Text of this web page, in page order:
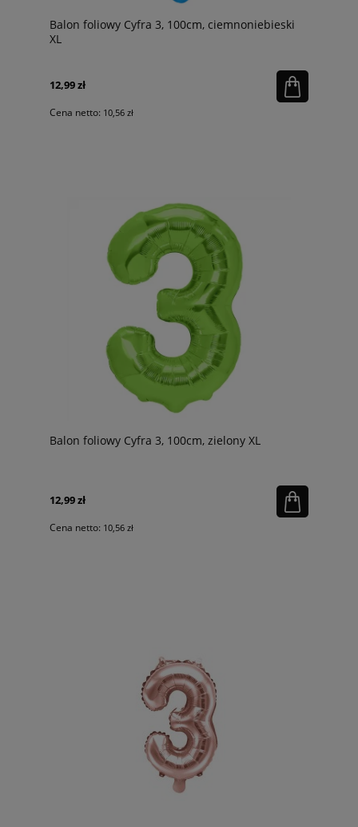
Balon foliowy Cyfra 3, 100cm, ciemnoniebieski
XL
12,99 zł
Cena netto: 10,56 zł
Balon foliowy Cyfra 3, 100cm, zielony XL
12,99 zł
Cena netto: 10,56 zł